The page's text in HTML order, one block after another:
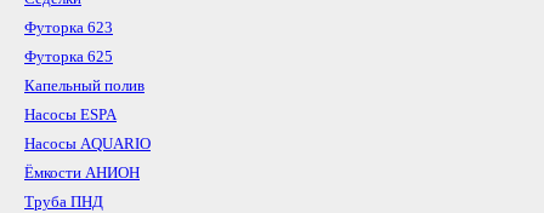
Футорка 623
Футорка 625
Капельный полив
Насосы ESPA
Насосы AQUARIO
Ёмкости АНИОН
Труба ПНД